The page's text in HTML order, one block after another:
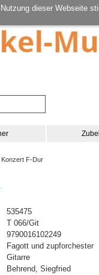
dieser Webseite
F-Dur
535475
T 066/Git
9790016102249
Fagott und zupforchester
Gitarre
Behrend, Siegfried